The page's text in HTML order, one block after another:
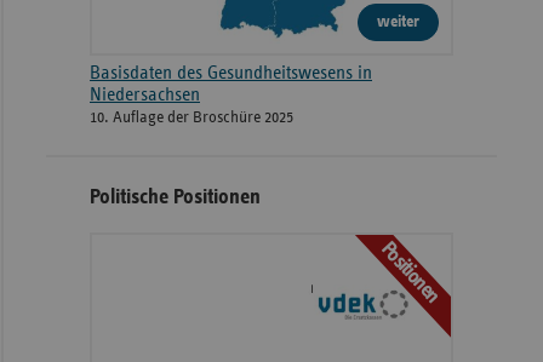
weiter
Basisdaten des Gesundheitswesens in
Niedersachsen
10. Auflage der Broschüre 2025
Politische Positionen
Positionen